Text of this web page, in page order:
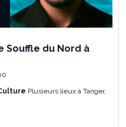
Souffle du Nord à
Plusieurs lieux à Tanger,